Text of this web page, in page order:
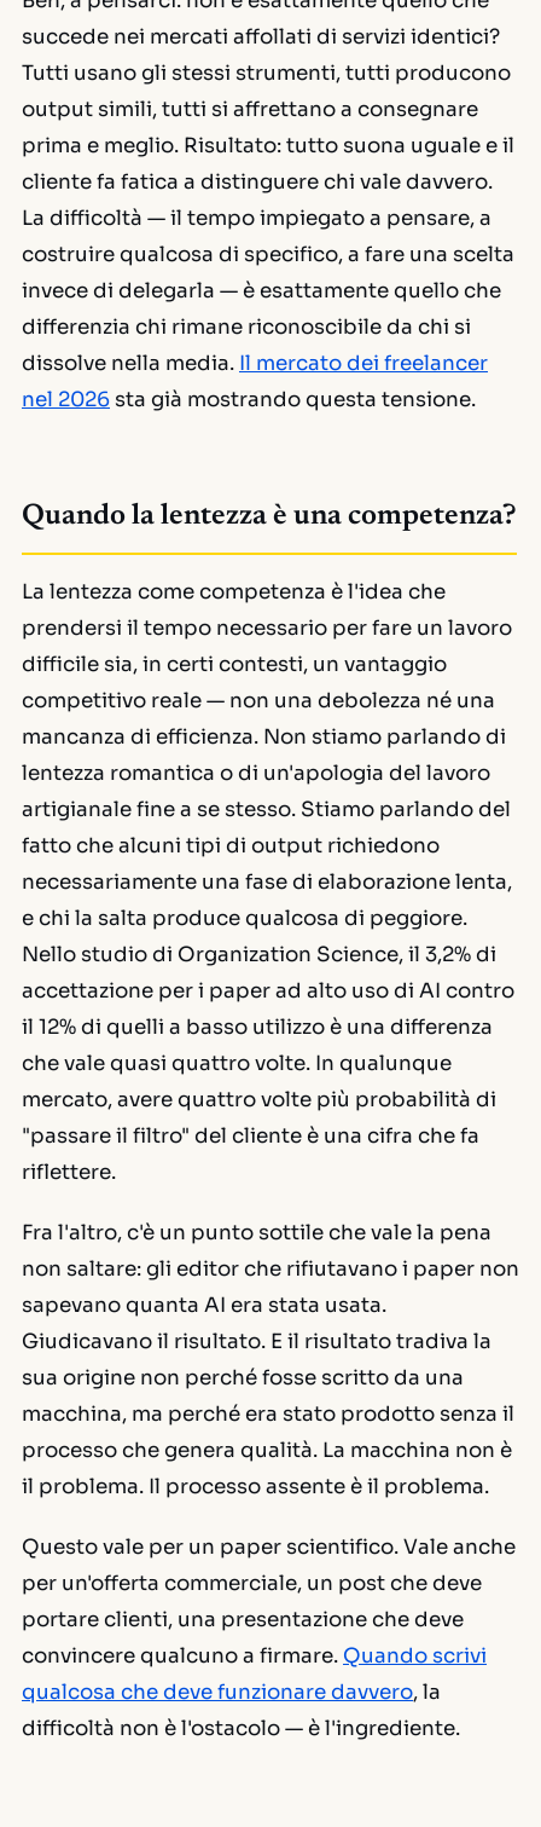
succede nei mercati affollati di servizi identici?
Tutti usano gli stessi strumenti, tutti producono
output simili, tutti si affrettano a consegnare
prima e meglio. Risultato: tutto suona uguale e il
cliente fa fatica a distinguere chi vale davvero.
La difficoltà — il tempo impiegato a pensare, a
costruire qualcosa di specifico, a fare una scelta
invece di delegarla — è esattamente quello che
differenzia chi rimane riconoscibile da chi si
dissolve nella media. Il mercato dei freelancer
nel 2026sta già mostrando questa tensione.
Quando la lentezza è una competenza?
La lentezza come competenza è l'idea che
prendersi il tempo necessario per fare un lavoro
difficile sia, in certi contesti, un vantaggio
competitivo reale — non una debolezza né una
mancanza di efficienza. Non stiamo parlando di
lentezza romantica o di un'apologia del lavoro
artigianale fine a se stesso. Stiamo parlando del
fatto che alcuni tipi di output richiedono
necessariamente una fase di elaborazione lenta,
e chi la salta produce qualcosa di peggiore.
Nello studio di Organization Science, il 3,2% di
accettazione per i paper ad alto uso di AI contro
il 12% di quelli a basso utilizzo è una differenza
che vale quasi quattro volte. In qualunque
mercato, avere quattro volte più probabilità di
"passare il filtro" del cliente è una cifra che fa
riflettere.
Fra l'altro, c'è un punto sottile che vale la pena
non saltare: gli editor che rifiutavano i paper non
sapevano quanta AI era stata usata.
Giudicavano il risultato. E il risultato tradiva la
sua origine non perché fosse scritto da una
macchina, ma perché era stato prodotto senza il
processo che genera qualità. La macchina non è
il problema. Il processo assente è il problema.
Questo vale per un paper scientifico. Vale anche
per un'offerta commerciale, un post che deve
portare clienti, una presentazione che deve
convincere qualcuno a firmare. Quando scrivi
qualcosa che deve funzionare davvero, la
difficoltà non è l'ostacolo — è l'ingrediente.